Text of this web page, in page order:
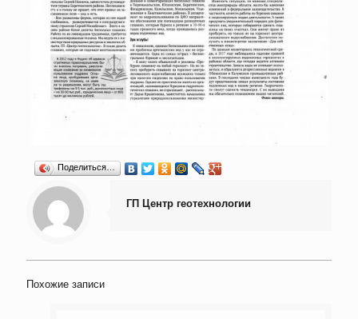
Поделиться…
ГП Центр геотехнологии
Похожие записи